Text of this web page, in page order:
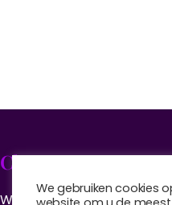
Cheese Expo
We hebben boerderijkazen
We gebruiken cookies